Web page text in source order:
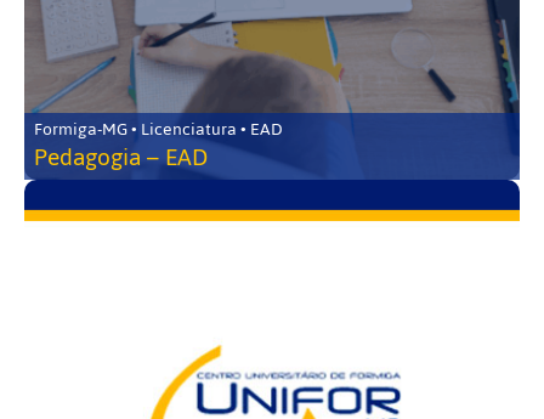
Formiga-MG • Licenciatura • EAD
Pedagogia – EAD